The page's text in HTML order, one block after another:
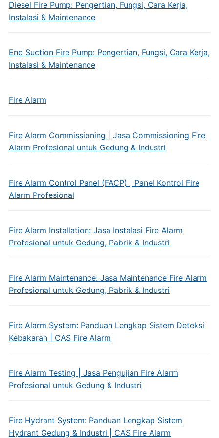
Diesel Fire Pump: Pengertian, Fungsi, Cara Kerja,
Instalasi & Maintenance
End Suction Fire Pump: Pengertian, Fungsi, Cara Kerja,
Instalasi & Maintenance
Fire Alarm
Fire Alarm Commissioning | Jasa Commissioning Fire
Alarm Profesional untuk Gedung & Industri
Fire Alarm Control Panel (FACP) | Panel Kontrol Fire
Alarm Profesional
Fire Alarm Installation: Jasa Instalasi Fire Alarm
Profesional untuk Gedung, Pabrik & Industri
Fire Alarm Maintenance: Jasa Maintenance Fire Alarm
Profesional untuk Gedung, Pabrik & Industri
Fire Alarm System: Panduan Lengkap Sistem Deteksi
Kebakaran | CAS Fire Alarm
Fire Alarm Testing | Jasa Pengujian Fire Alarm
Profesional untuk Gedung & Industri
Fire Hydrant System: Panduan Lengkap Sistem
Hydrant Gedung & Industri | CAS Fire Alarm